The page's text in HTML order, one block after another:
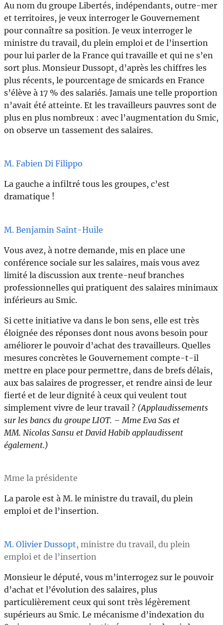
Au nom du groupe Libertés, indépendants, outre-mer
et territoires, je veux interroger le Gouvernement
pour connaître sa position. Je veux interroger le
ministre du travail, du plein emploi et de l’insertion
pour lui parler de la France qui travaille et qui ne s’en
sort plus. Monsieur Dussopt, d’après les chiffres les
plus récents, le pourcentage de smicards en France
s’élève à 17 % des salariés. Jamais une telle proportion
n’avait été atteinte. Et les travailleurs pauvres sont de
plus en plus nombreux : avec l’augmentation du Smic,
on observe un tassement des salaires.
M. Fabien Di Filippo
La gauche a infiltré tous les groupes, c’est
dramatique !
M. Benjamin Saint-Huile
Vous avez, à notre demande, mis en place une
conférence sociale sur les salaires, mais vous avez
limité la discussion aux trente-neuf branches
professionnelles qui pratiquent des salaires minimaux
inférieurs au Smic.
Si cette initiative va dans le bon sens, elle est très
éloignée des réponses dont nous avons besoin pour
améliorer le pouvoir d’achat des travailleurs. Quelles
mesures concrètes le Gouvernement compte-t-il
mettre en place pour permettre, dans de brefs délais,
aux bas salaires de progresser, et rendre ainsi de leur
fierté et de leur dignité à ceux qui veulent tout
simplement vivre de leur travail ? (Applaudissements
sur les bancs du groupe LIOT. – Mme Eva Sas et
MM. Nicolas Sansu et David Habib applaudissent
également.)
Mme la présidente
La parole est à M. le ministre du travail, du plein
emploi et de l’insertion.
M. Olivier Dussopt, ministre du travail, du plein
emploi et de l’insertion
Monsieur le député, vous m’interrogez sur le pouvoir
d’achat et l’évolution des salaires, plus
particulièrement ceux qui sont très légèrement
supérieurs au Smic. Le mécanisme d’indexation du